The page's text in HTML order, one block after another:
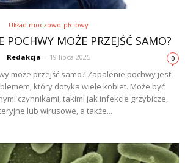
Układ moczowo-płciowy
POCHWY MOŻE PRZEJŚĆ SAMO?
Redakcja - 19 lipca 2025 0
może przejść samo? Zapalenie pochwy jest
który dotyka wiele kobiet. Może być
czynnikami, takimi jak infekcje grzybicze,
lub wirusowe, a także...